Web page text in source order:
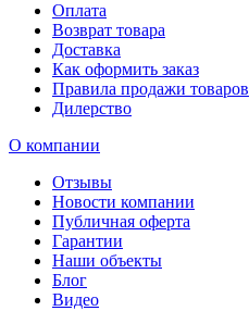
Оплата
Возврат товара
Доставка
Как оформить заказ
Правила продажи товаров
Дилерство
О компании
Отзывы
Новости компании
Публичная оферта
Гарантии
Наши объекты
Блог
Видео